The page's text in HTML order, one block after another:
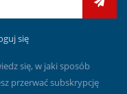
się
się, w jaki sposób
przerwać subskrypcję